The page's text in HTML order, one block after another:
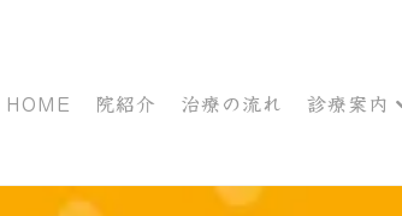
HOME 院紹介 治療の流れ 診療案内